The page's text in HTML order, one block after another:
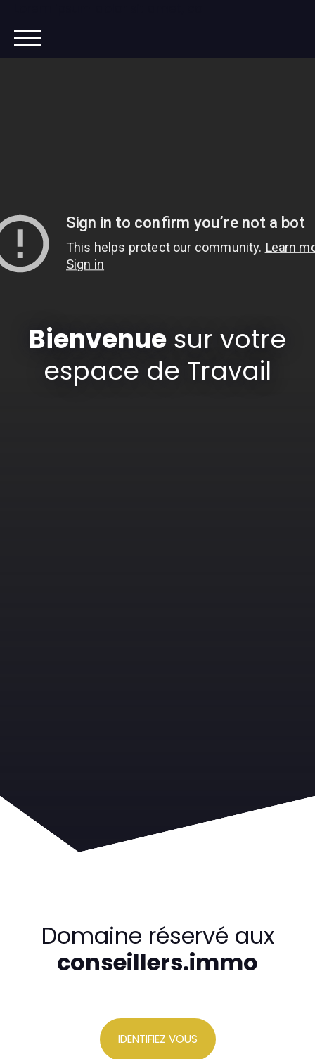
Bienvenue sur votre
espace de Travail
Domaine réservé aux
conseillers.immo
IDENTIFIEZ VOUS